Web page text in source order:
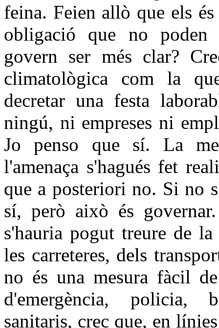
feina. Feien allò que els
obligació que no poden
govern ser més clar?
climatològica com la
decretar una festa
ningú, ni empreses ni
Jo penso que sí. La
l'amenaça s'hagués fet
que a posteriori no. Si no
sí, però això és
s'hauria pogut treure de
les carreteres, dels
no és una mesura fàcil
d'emergència, policia,
sanitaris, crec que, en